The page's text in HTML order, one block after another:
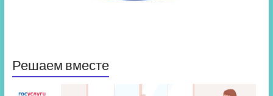
Решаем вместе